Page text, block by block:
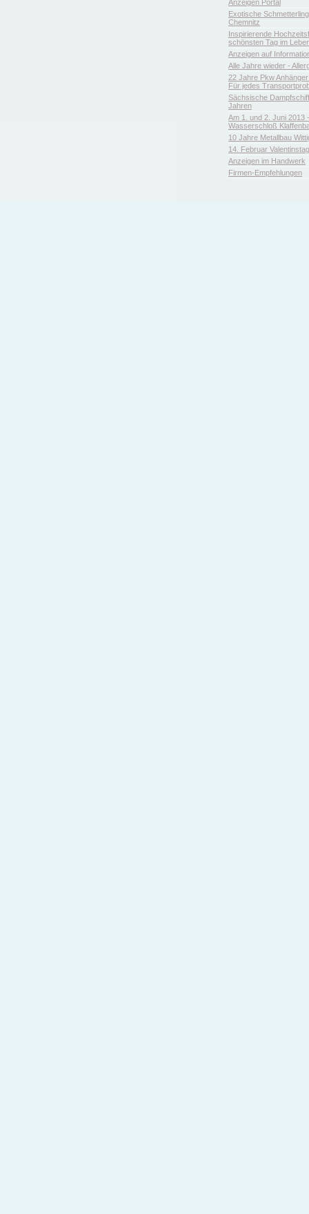
Anzeigen Portal
Exotische
Chemnitz
Inspirierende
schönsten Tag im
Anzeigen auf
Alle Jahre wieder -
22 Jahre Pkw
Für jedes
Sächsische
Jahren
Am 1. und 2. Juni 2013
Wasserschloß
10 Jahre Metallbau
14. Februar
Anzeigen im Handwerk
Firmen-Empfehlungen